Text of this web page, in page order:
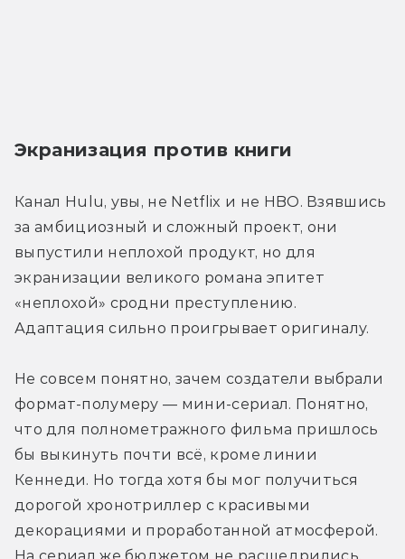
Экранизация против книги
Канал Hulu, увы, не Netflix и не HBO. Взявшись
за амбициозный и сложный проект, они
выпустили неплохой продукт, но для
экранизации великого романа эпитет
«неплохой» сродни преступлению.
Адаптация сильно проигрывает оригиналу.
Не совсем понятно, зачем создатели выбрали
формат-полумеру — мини-сериал. Понятно,
что для полнометражного фильма пришлось
бы выкинуть почти всё, кроме линии
Кеннеди. Но тогда хотя бы мог получиться
дорогой хронотриллер с красивыми
декорациями и проработанной атмосферой.
На сериал же бюджетом не расщедрились.